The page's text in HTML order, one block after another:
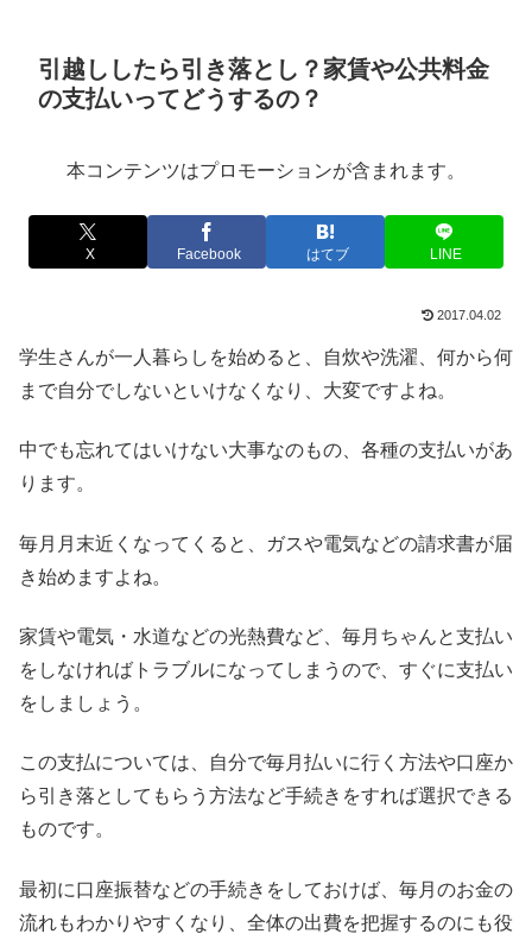
引越ししたら引き落とし？家賃や公共料金
の支払いってどうするの？
本コンテンツはプロモーションが含まれます。
X Facebook はてブ LINE
2017.04.02
学生さんが一人暮らしを始めると、自炊や洗濯、何から何
まで自分でしないといけなくなり、大変ですよね。
中でも忘れてはいけない大事なのもの、各種の支払いがあ
ります。
毎月月末近くなってくると、ガスや電気などの請求書が届
き始めますよね。
家賃や電気・水道などの光熱費など、毎月ちゃんと支払い
をしなければトラブルになってしまうので、すぐに支払い
をしましょう。
この支払については、自分で毎月払いに行く方法や口座か
ら引き落としてもらう方法など手続きをすれば選択できる
ものです。
最初に口座振替などの手続きをしておけば、毎月のお金の
流れもわかりやすくなり、全体の出費を把握するのにも役